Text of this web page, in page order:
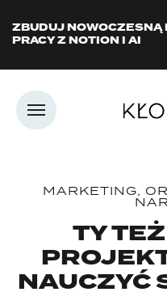
ZBUDUJ NOWOCZESNĄ
PRACY Z NOTION I AI
MARKETING,
TY
NAUCZYĆ